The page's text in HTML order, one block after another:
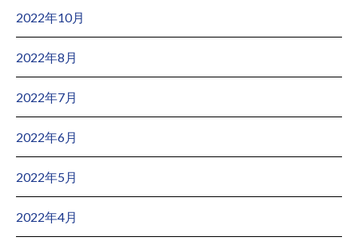
2022年10月
2022年8月
2022年7月
2022年6月
2022年5月
2022年4月